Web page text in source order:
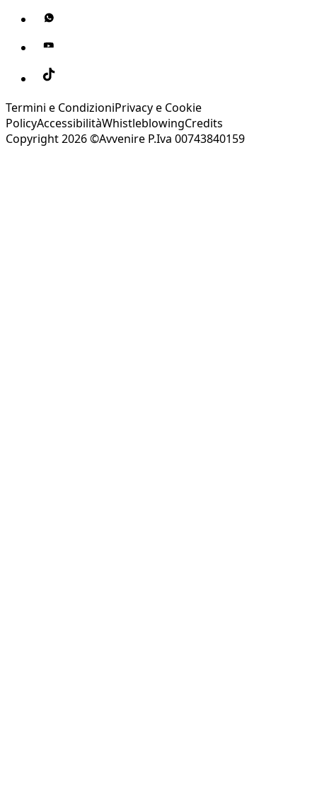
Termini e CondizioniPrivacy e Cookie
PolicyAccessibilitàWhistleblowingCredits
Copyright 2026 ©Avvenire P.Iva 00743840159